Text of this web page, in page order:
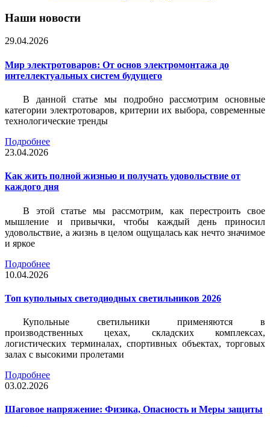
Наши новости
29.04.2026
Мир электротоваров: От основ электромонтажа до
интеллектуальных систем будущего
В данной статье мы подробно рассмотрим основные
категории электротоваров, критерии их выбора, современные
технологические тренды
Подробнее
23.04.2026
Как жить полной жизнью и получать удовольствие от
каждого дня
В этой статье мы рассмотрим, как перестроить свое
мышление и привычки, чтобы каждый день приносил
удовольствие, а жизнь в целом ощущалась как нечто значимое
и яркое
Подробнее
10.04.2026
Топ купольных светодиодных светильников 2026
Купольные светильники применяются в
производственных цехах, складских комплексах,
логистических терминалах, спортивных объектах, торговых
залах с высокими пролетами
Подробнее
03.02.2026
Шаговое напряжение: Физика, Опасность и Меры защиты